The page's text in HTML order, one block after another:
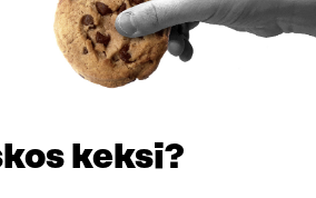
keksi?